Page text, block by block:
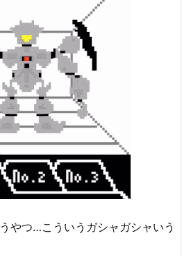
やつ…こういうガシャガシャいう